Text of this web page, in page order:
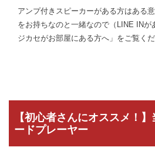
アンプ付きスピーカーがある方はある
をお持ちなのと一緒なので（LINE INが
ジカセがお部屋にある方へ」をご覧くだ
【初心者さんにオススメ！
ードプレーヤー